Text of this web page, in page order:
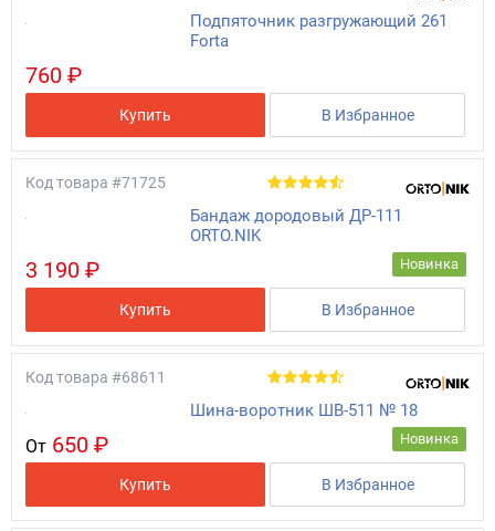
Подпяточник разгружающий 261
Forta
760 ₽
Купить В Избранное
Код товара #71725
Бандаж дородовый ДР-111
ORTO.NIK
Новинка
3 190 ₽
Купить В Избранное
Код товара #68611
Шина-воротник ШВ-511 № 18
Новинка
От 650 ₽
Купить В Избранное